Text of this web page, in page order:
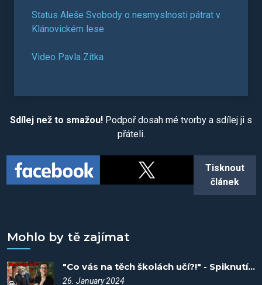
Status Aleše Svobody o nesmyslnosti pátrat v
Klánovickém lese
Video Pavla Zítka
Sdílej než to smažou! Podpoř dosah mé tvorby a sdílej ji s
přáteli.
Tisknout
článek
Mohlo by tě zajímat
"Co vás na těch školách učí?!" - Spiknutí #85
26. January 2024